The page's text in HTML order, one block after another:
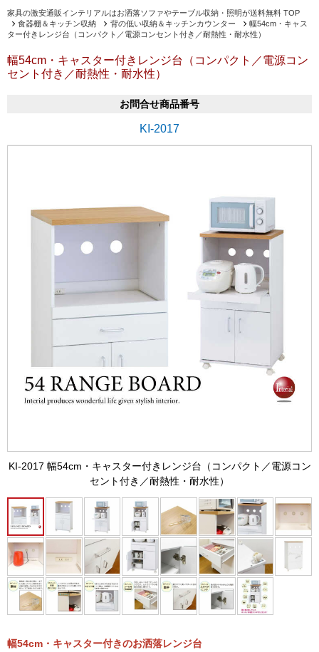
家具の激安通販インテリアルはお洒落ソファやテーブル収納・照明が送料無料 TOP
食器棚＆キッチン収納
背の低い収納＆キッチンカウンター
幅54cm・キャス
ター付きレンジ台（コンパクト／電源コンセント付き／耐熱性・耐水性）
幅54cm・キャスター付きレンジ台（コンパクト／電源コン
セント付き／耐熱性・耐水性）
お問合せ商品番号
KI-2017
KI-2017 幅54cm・キャスター付きレンジ台（コンパクト／電源コン
セント付き／耐熱性・耐水性）
幅54cm・キャスター付きのお洒落レンジ台